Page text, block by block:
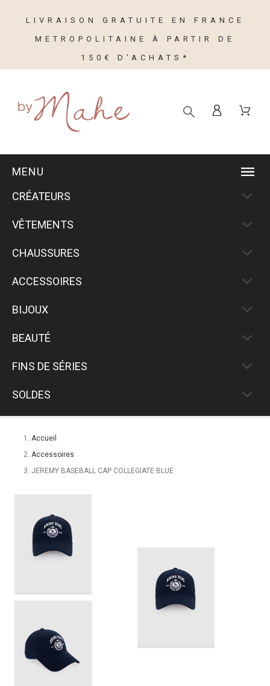
LIVRAISON GRATUITE EN FRANCE
METROPOLITAINE À PARTIR DE
150€ D'ACHATS*
MENU
CRÉATEURS
VÊTEMENTS
CHAUSSURES
ACCESSOIRES
BIJOUX
BEAUTÉ
FINS DE SÉRIES
SOLDES
Accueil
Accessoires
JEREMY BASEBALL CAP COLLEGIATE BLUE